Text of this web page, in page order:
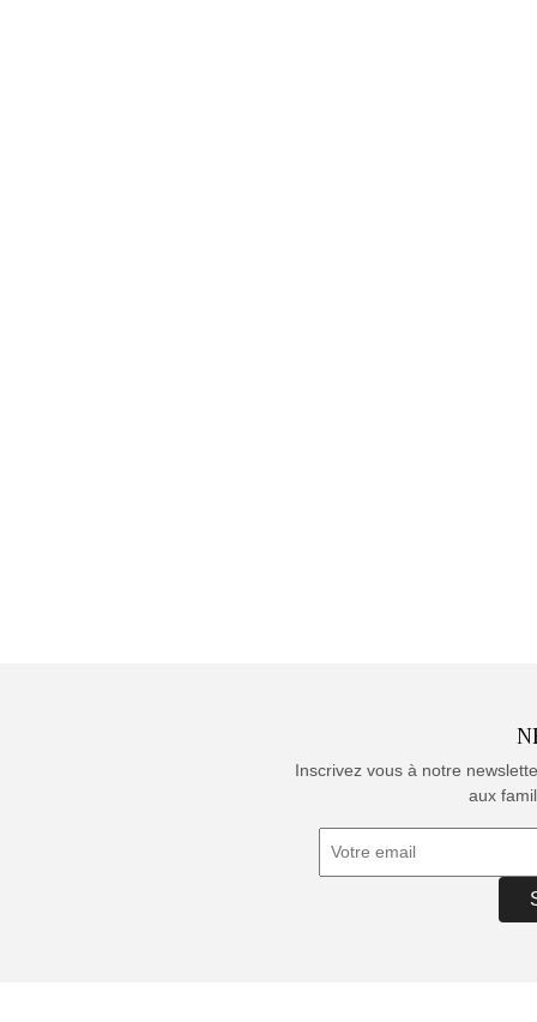
Inscrivez vous à notre
aux